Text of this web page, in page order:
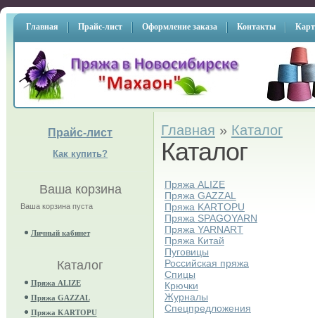
Главная Прайс-лист Оформление заказа Контакты
Прайс-лист
Как купить?
Ваша корзина
Ваша корзина пуста
Личный кабинет
Каталог
Пряжа ALIZE
Пряжа GAZZAL
Пряжа KARTOPU
Главная » Каталог
Каталог
Пряжа ALIZE
Пряжа GAZZAL
Пряжа KARTOPU
Пряжа SPAGOYARN
Пряжа YARNART
Пряжа Китай
Пуговицы
Российская пряжа
Спицы
Крючки
Журналы
Спецпредложения